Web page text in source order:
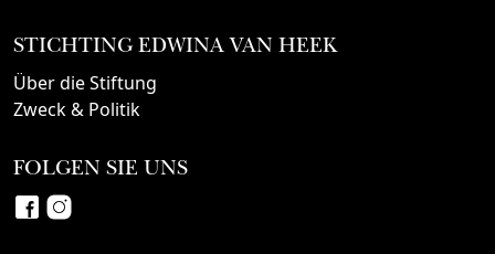
STICHTING EDWINA VAN HEEK
Über die Stiftung
Zweck & Politik
FOLGEN SIE UNS